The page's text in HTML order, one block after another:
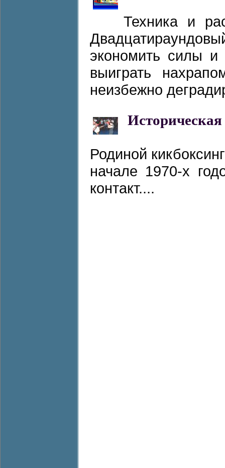
Техника и
экономить силы
выиграть
неизбежно
Родиной
начале 1970-х
контакт....